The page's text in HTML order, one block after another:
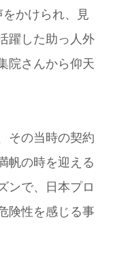
かけられ、見
躍した助っ人外
院さんから仰天
その当時の契約
帆の時を迎える
ンで、日本プロ
険性を感じる事